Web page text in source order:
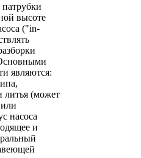
высоте
("in-
являются:
литья (может
насоса
и